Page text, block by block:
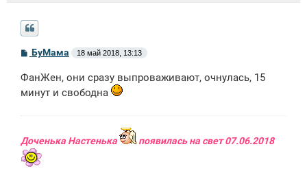
С
б
щ
е
БуМама 18 май 2018, 13:13
ФанЖен, они сразу выпроваживают, очнулась, 15
минут и свободна
Доченька Настенька появилась на свет 07.06.2018